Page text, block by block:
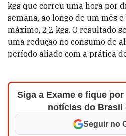
kgs que correu uma hora por
semana, ao longo de um mês
máximo, 2,2 kgs. O resultado
uma redução no consumo de
período aliado com a prática
Siga a Exame e fique
notícias do Brasil
Seguir no